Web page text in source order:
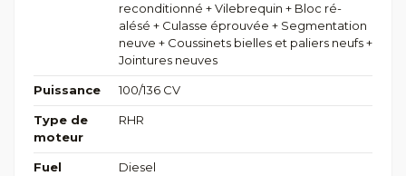
reconditionné + Vilebrequin + Bloc ré-
alésé + Culasse éprouvée + Segmentation
neuve + Coussinets bielles et paliers neufs +
Jointures neuves
Puissance 100/136 CV
Type de
moteur
RHR
Fuel Diesel